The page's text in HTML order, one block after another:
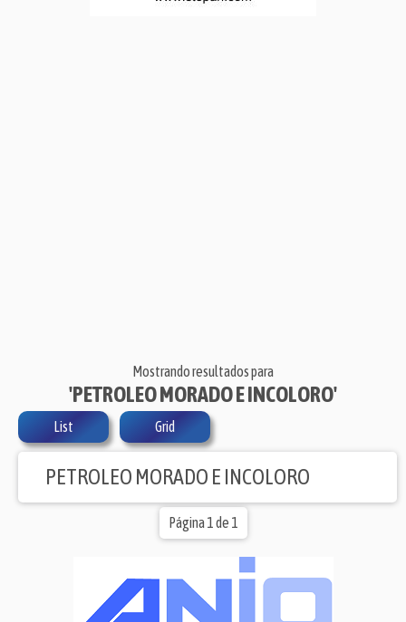
Mostrando resultados para
'PETROLEO MORADO E INCOLORO'
List Grid
PETROLEO MORADO E INCOLORO
Página 1 de 1